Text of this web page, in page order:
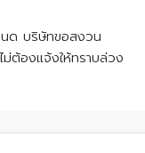
นด บริษัทขอสงวน
ม่ต้องแจ้งให้ทราบล่วง